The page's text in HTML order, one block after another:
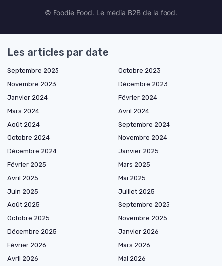
© Foodie Food. Le média B2B de la food.
Les articles par date
Septembre 2023
Octobre 2023
Novembre 2023
Décembre 2023
Janvier 2024
Février 2024
Mars 2024
Avril 2024
Août 2024
Septembre 2024
Octobre 2024
Novembre 2024
Décembre 2024
Janvier 2025
Février 2025
Mars 2025
Avril 2025
Mai 2025
Juin 2025
Juillet 2025
Août 2025
Septembre 2025
Octobre 2025
Novembre 2025
Décembre 2025
Janvier 2026
Février 2026
Mars 2026
Avril 2026
Mai 2026